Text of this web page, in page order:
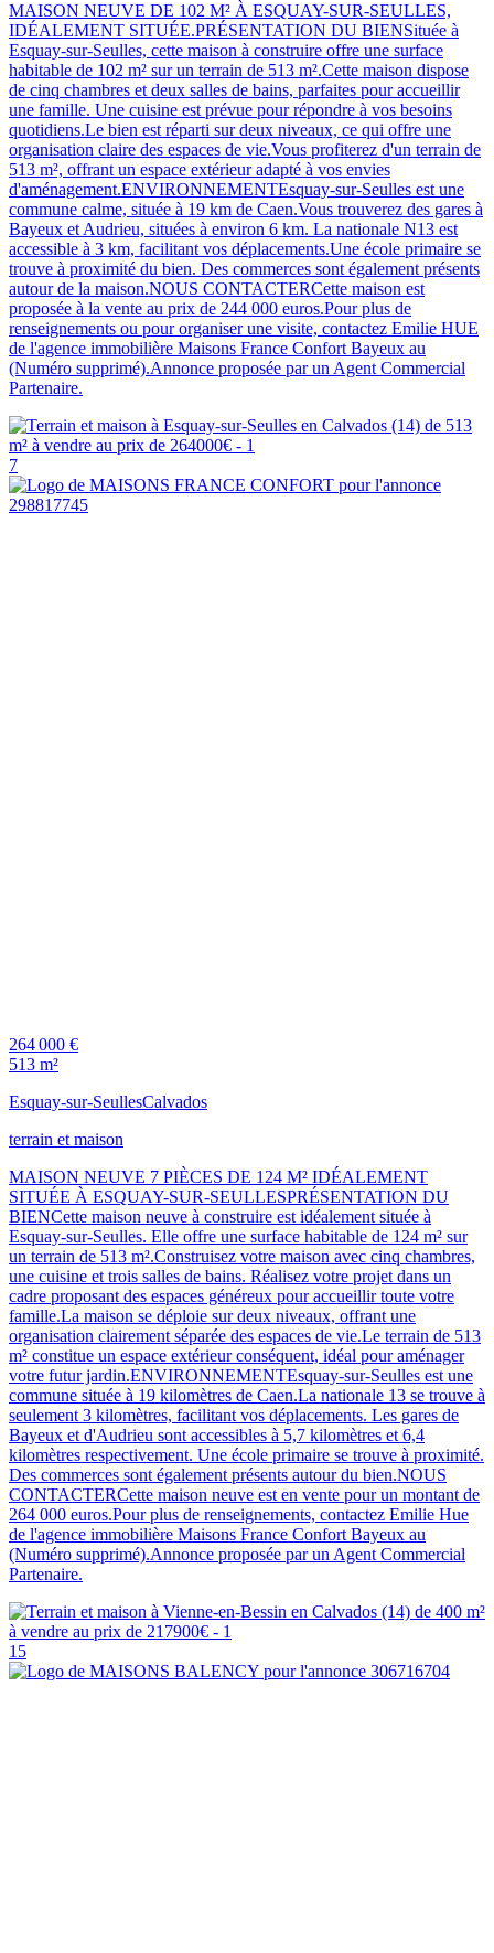
MAISON NEUVE DE 102 M² À ESQUAY-SUR-SEULLES,
IDÉALEMENT SITUÉE.PRÉSENTATION DU BIENSituée à
Esquay-sur-Seulles, cette maison à construire offre une surface
habitable de 102 m² sur un terrain de 513 m².Cette maison dispose
de cinq chambres et deux salles de bains, parfaites pour accueillir
une famille. Une cuisine est prévue pour répondre à vos besoins
quotidiens.Le bien est réparti sur deux niveaux, ce qui offre une
organisation claire des espaces de vie.Vous profiterez d'un terrain de
513 m², offrant un espace extérieur adapté à vos envies
d'aménagement.ENVIRONNEMENTEsquay-sur-Seulles est une
commune calme, située à 19 km de Caen.Vous trouverez des gares à
Bayeux et Audrieu, situées à environ 6 km. La nationale N13 est
accessible à 3 km, facilitant vos déplacements.Une école primaire se
trouve à proximité du bien. Des commerces sont également présents
autour de la maison.NOUS CONTACTERCette maison est
proposée à la vente au prix de 244 000 euros.Pour plus de
renseignements ou pour organiser une visite, contactez Emilie HUE
de l'agence immobilière Maisons France Confort Bayeux au
(Numéro supprimé).Annonce proposée par un Agent Commercial
Partenaire.
7
264 000 €
513 m²
Esquay-sur-SeullesCalvados
terrain et maison
MAISON NEUVE 7 PIÈCES DE 124 M² IDÉALEMENT
SITUÉE À ESQUAY-SUR-SEULLESPRÉSENTATION DU
BIENCette maison neuve à construire est idéalement située à
Esquay-sur-Seulles. Elle offre une surface habitable de 124 m² sur
un terrain de 513 m².Construisez votre maison avec cinq chambres,
une cuisine et trois salles de bains. Réalisez votre projet dans un
cadre proposant des espaces généreux pour accueillir toute votre
famille.La maison se déploie sur deux niveaux, offrant une
organisation clairement séparée des espaces de vie.Le terrain de 513
m² constitue un espace extérieur conséquent, idéal pour aménager
votre futur jardin.ENVIRONNEMENTEsquay-sur-Seulles est une
commune située à 19 kilomètres de Caen.La nationale 13 se trouve à
seulement 3 kilomètres, facilitant vos déplacements. Les gares de
Bayeux et d'Audrieu sont accessibles à 5,7 kilomètres et 6,4
kilomètres respectivement. Une école primaire se trouve à proximité.
Des commerces sont également présents autour du bien.NOUS
CONTACTERCette maison neuve est en vente pour un montant de
264 000 euros.Pour plus de renseignements, contactez Emilie Hue
de l'agence immobilière Maisons France Confort Bayeux au
(Numéro supprimé).Annonce proposée par un Agent Commercial
Partenaire.
15